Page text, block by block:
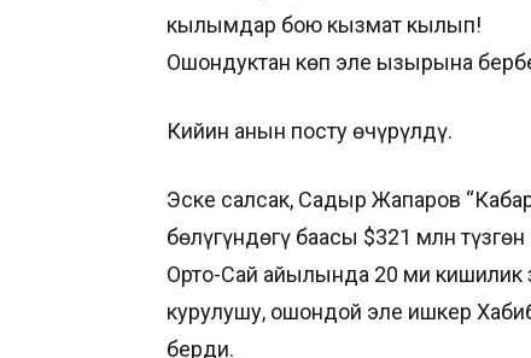
кылымдар бою кызмат кылып!
Ошондуктан көп эле ызырына
Кийин анын посту өчүрүлдү.
Эске салсак, Садыр Жапаров
бөлүгүндөгү баасы $321 млн
Орто-Сай айылында 20 миң
курулушу, ошондой эле ишкер
берди.